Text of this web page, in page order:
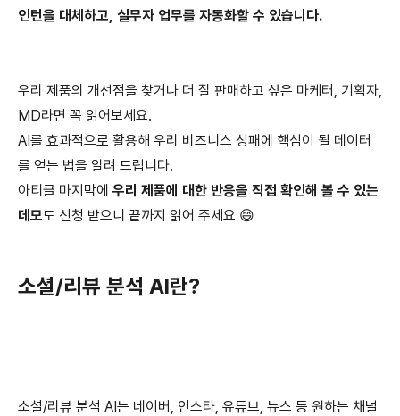
인턴을 대체하고, 실무자 업무를 자동화할 수 있습니다.
우리 제품의 개선점을 찾거나 더 잘 판매하고 싶은 마케터, 기획자,
MD라면 꼭 읽어보세요.
AI를 효과적으로 활용해 우리 비즈니스 성패에 핵심이 될 데이터
를 얻는 법을 알려 드립니다.
아티클 마지막에 우리 제품에 대한 반응을 직접 확인해 볼 수 있는
데모도 신청 받으니 끝까지 읽어 주세요 😄
소셜/리뷰 분석 AI란?
소셜/리뷰 분석 AI는 네이버, 인스타, 유튜브, 뉴스 등 원하는 채널